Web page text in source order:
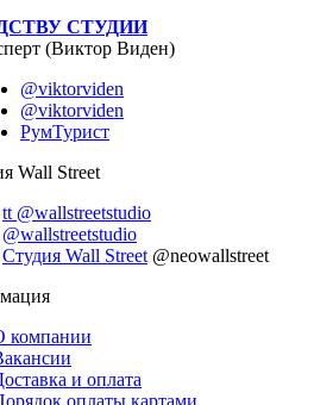
СТУДИИ
(Виктор Виден)
@viktorviden
@viktorviden
РумТурист
Wall Street
tt @wallstreetstudio
@wallstreetstudio
Студия Wall Street @neowallstreet
компании
и оплата